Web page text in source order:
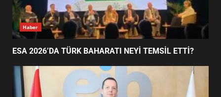
4
FİNALİNDE NE BAŞARDI?
5
UZATILDI: NE DEĞİŞTİ?
Haber
ESA 2026’DA TÜRK BAHARATI NEYİ TEMSİL ETTİ?